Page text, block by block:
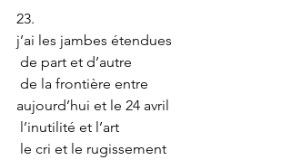
23.
j’ai les jambes étendues
de part et d’autre
de la frontière entre
aujourd’hui et le 24 avril
l’inutilité et l’art
le cri et le rugissement